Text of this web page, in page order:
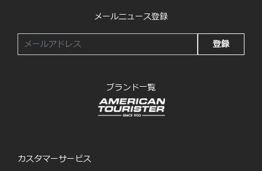
メールニュース登録
登録
ブランド一覧
カスタマーサービス